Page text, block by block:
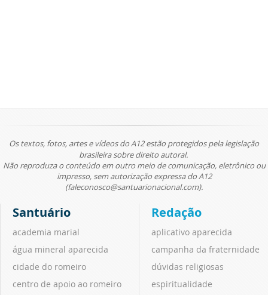
Os textos, fotos, artes e vídeos do A12 estão protegidos pela legislação
brasileira sobre direito autoral.
Não reproduza o conteúdo em outro meio de comunicação, eletrônico ou
impresso, sem autorização expressa do A12
(faleconosco@santuarionacional.com).
Santuário
academia marial
água mineral aparecida
cidade do romeiro
centro de apoio ao romeiro
Redação
aplicativo aparecida
campanha da fraternidade
dúvidas religiosas
espiritualidade